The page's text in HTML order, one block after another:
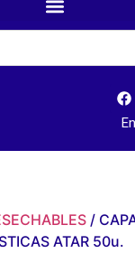
/
ATAR 50u.